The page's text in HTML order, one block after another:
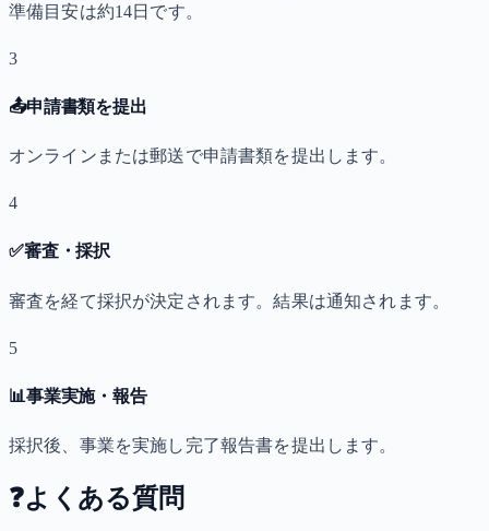
準備目安は約14日です。
3
📤申請書類を提出
オンラインまたは郵送で申請書類を提出します。
4
✅審査・採択
審査を経て採択が決定されます。結果は通知されます。
5
📊事業実施・報告
採択後、事業を実施し完了報告書を提出します。
❓よくある質問